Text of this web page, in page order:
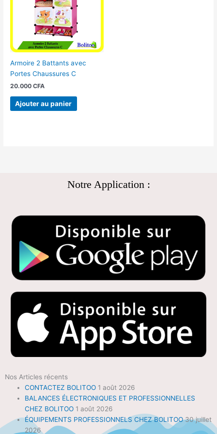
Armoire 2 Battants avec
Portes Chaussures C
20.000CFA
Ajouter au panier
Notre Application :
Nos Articles récents
CONTACTEZ BOLITOO 1 août 2026
BALANCES ÉLECTRONIQUES ET PROFESSIONNELLES
CHEZ BOLITOO 1 août 2026
ÉQUIPEMENTS PROFESSIONNELS CHEZ BOLITOO 30 juillet
2026